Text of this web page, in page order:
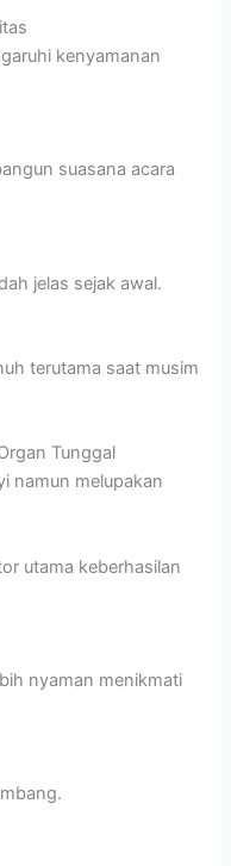
kenyamanan
suasana acara
jelas sejak awal.
terutama saat musim
Tunggal
namun melupakan
utama keberhasilan
nyaman menikmati